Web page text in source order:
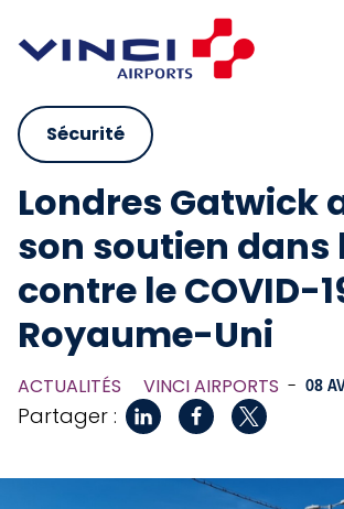
Sécurité
Londres Gatwick
son soutien dans
contre le COVID-
Royaume-Uni
ACTUALITÉS VINCI AIRPORTS - 08
Partager :